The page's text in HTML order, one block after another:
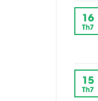
16
Th7
15
Th7